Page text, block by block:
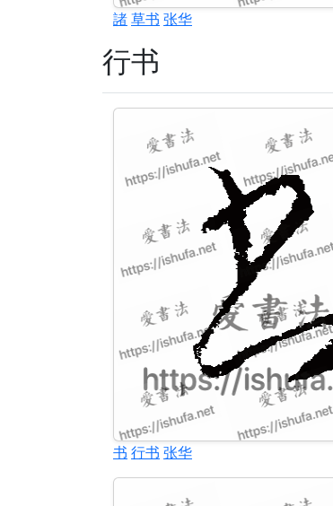
諸草书 张华
行书
书 行书 张华